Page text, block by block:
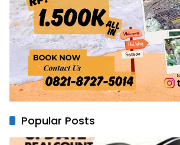
Popular Posts